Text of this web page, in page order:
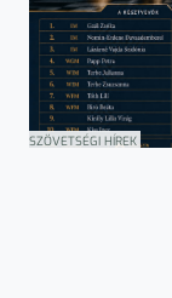
SZÖVETSÉGI HÍREK